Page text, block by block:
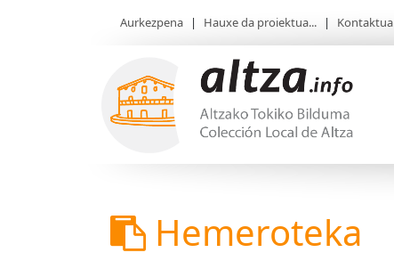
Aurkezpena | Hauxe da proiektua... | Kontaktua
Hemeroteka